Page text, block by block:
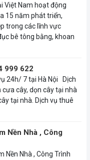
Việt Nam hoạt động
15 năm phát triển,
trong các lĩnh vực
bê tông bằng, khoan
999 622
24h/ 7 tại Hà Nội Dịch
cây, dọn cây tại nhà
tại nhà. Dịch vụ thuê
Nền Nhà , Công
Nền Nhà , Công Trình